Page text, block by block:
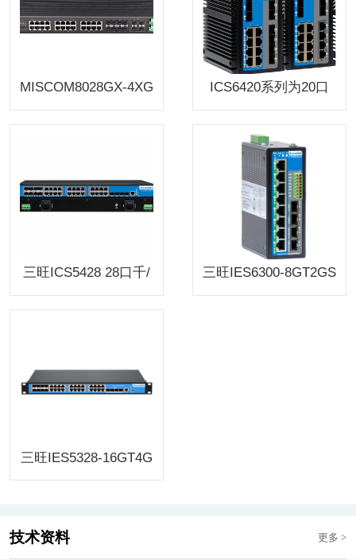
MISCOM8028GX-4XG
层万兆网管型机架式
ICS6420系列为20口
以太网交换机
三旺ICS5428 28口千/
工业以太网交换机
三旺IES6300-8GT2GS
三旺IES5328-16GT4G
技术资料 更多 >